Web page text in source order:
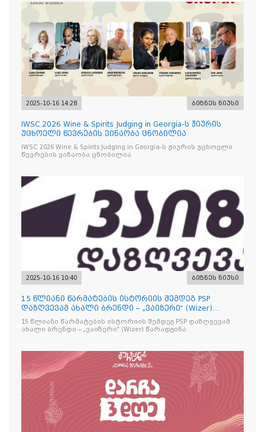
2025-10-16 14:28 ბიზნეს ნიუსი
IWSC 2026 Wine & Spirits Judging in Georgia-ს ჟიურის
უცხოელი წევრების ვინაობა ცნობილია
IWSC 2026 Wine & Spirits Judging in Georgia-ს ჟიურის უცხოელი
წევრების ვინაობა ცნობილია
2025-10-16 10:40 ბიზნეს ნიუსი
15 წლიანი წარმატების ისტორიის შემდეგ PSP
დაზღვევამ ახალი ბრენდი – „ვაიზერი“ (Wizer)
წარადგინა
15 წლიანი წარმატების ისტორიის შემდეგ PSP დაზღვევამ
ახალი ბრენდი – „ვაიზერი“ (Wizer) წარადგინა